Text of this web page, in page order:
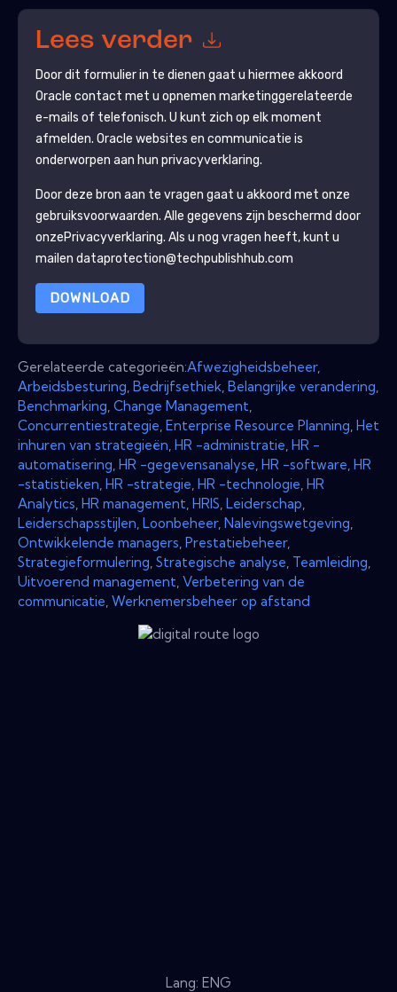
Lees verder
Door dit formulier in te dienen gaat u hiermee akkoord
Oracle contact met u opnemen marketinggerelateerde
e-mails of telefonisch. U kunt zich op elk moment
afmelden. Oracle websites en communicatie is
onderworpen aan hun privacyverklaring.
Door deze bron aan te vragen gaat u akkoord met onze
gebruiksvoorwaarden. Alle gegevens zijn beschermd door
onzePrivacyverklaring. Als u nog vragen heeft, kunt u
mailen dataprotection@techpublishhub.com
DOWNLOAD
Gerelateerde categorieën:Afwezigheidsbeheer,
Arbeidsbesturing Bedrijfsethiek Belangrijke verandering
Benchmarking Change Management
Concurrentiestrategie Enterprise Resource Planning Het
inhuren van strategieën HR -administratie HR -
automatisering HR -gegevensanalyse HR -software HR
-statistieken HR -strategie HR -technologie HR
Analytics HR management HRIS Leiderschap
Leiderschapsstijlen Loonbeheer, Nalevingswetgeving
Ontwikkelende managers Prestatiebeheer,
Strategieformulering Strategische analyse Teamleiding
Uitvoerend management Verbetering van de
communicatie Werknemersbeheer op afstand
Lang: ENG